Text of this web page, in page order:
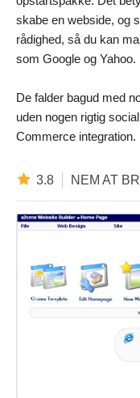
skabe en webside, og
rådighed, så du kan
som Google og Yahoo.
De falder bagud med
uden nogen rigtig
Commerce integration.
3.8 NEM AT